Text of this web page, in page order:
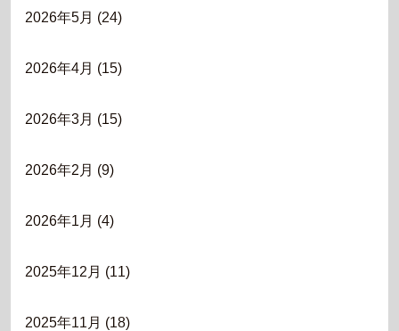
2026年5月 (24)
2026年4月 (15)
2026年3月 (15)
2026年2月 (9)
2026年1月 (4)
2025年12月 (11)
2025年11月 (18)